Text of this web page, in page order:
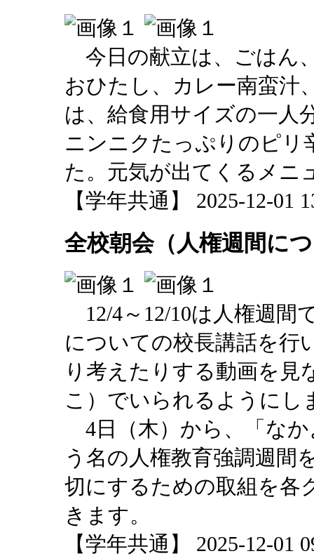
今日の献立は、ごはん
おひたし、カレー南蛮汁
は、給食用サイズの一人
ニンニクたっぷりのピリ
た。元気が出てくるメニ
【学年共通】 2025-12-01
全校朝会（人権週間に
12/4～12/10は人権週間
についての校長講話を行
り考えたりする動画を見
こ）でいられるようにし
4日（木）から、「な
う名の人権教育強調週間
切にするための取組を各
きます。
【学年共通】 2025-12-01